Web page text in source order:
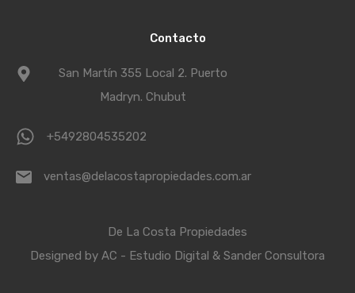
Contacto
San Martín 355 Local 2. Puerto
Madryn. Chubut
+5492804535202
ventas@delacostapropiedades.com.ar
De La Costa Propiedades
Designed by AC - Estudio Digital & Sander Consultora